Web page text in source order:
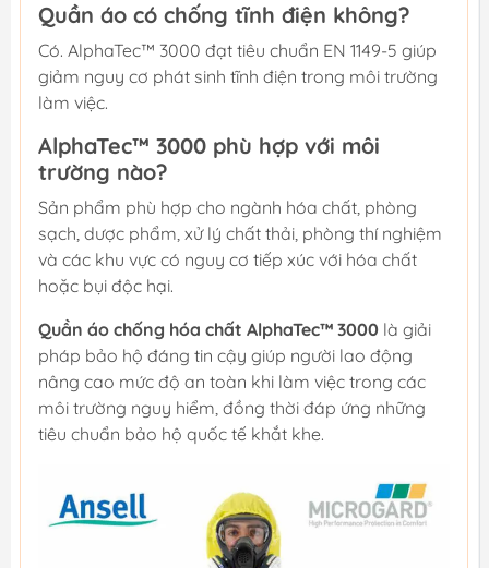
Quần áo có chống tĩnh điện không?
Có. AlphaTec™ 3000 đạt tiêu chuẩn EN 1149-5 giúp
giảm nguy cơ phát sinh tĩnh điện trong môi trường
làm việc.
AlphaTec™ 3000 phù hợp với môi
trường nào?
Sản phẩm phù hợp cho ngành hóa chất, phòng
sạch, dược phẩm, xử lý chất thải, phòng thí nghiệm
và các khu vực có nguy cơ tiếp xúc với hóa chất
hoặc bụi độc hại.
Quần áo chống hóa chất AlphaTec™ 3000 là giải
pháp bảo hộ đáng tin cậy giúp người lao động
nâng cao mức độ an toàn khi làm việc trong các
môi trường nguy hiểm, đồng thời đáp ứng những
tiêu chuẩn bảo hộ quốc tế khắt khe.